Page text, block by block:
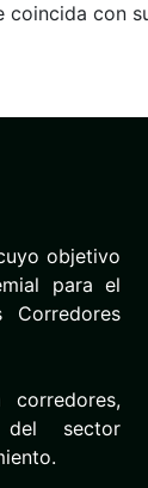
con
objetivo
para el
Corredores
corredores,
del sector